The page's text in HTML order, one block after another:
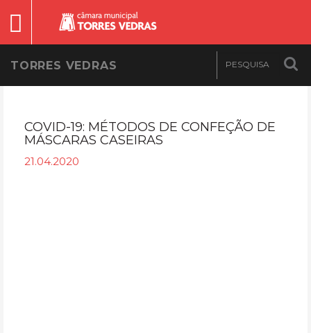
TORRES VEDRAS
COVID-19: MÉTODOS DE CONFEÇÃO DE
MÁSCARAS CASEIRAS
21.04.2020